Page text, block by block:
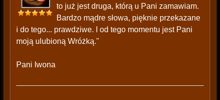
to już jest druga, którą u Pani zamawiam.
Bardzo mądre słowa, pięknie przekazane
i do tego... prawdziwe. I od tego momentu jest Pani
moją ulubioną Wróżką."
Pani Iwona